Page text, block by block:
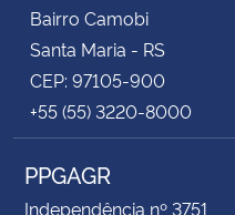
Bairro Camobi
Santa Maria - RS
CEP: 97105-900
+55 (55) 3220-8000
PPGAGR
Independência nº 3751